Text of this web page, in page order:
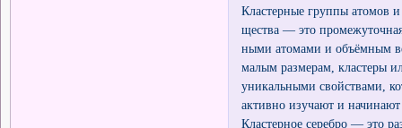
Кластерные группы атомов
щества — это
ными атомами и объёмным
малым размерам, кластеры
уникальными свойствами,
активно изучают и начинают
Кластерное серебро — это